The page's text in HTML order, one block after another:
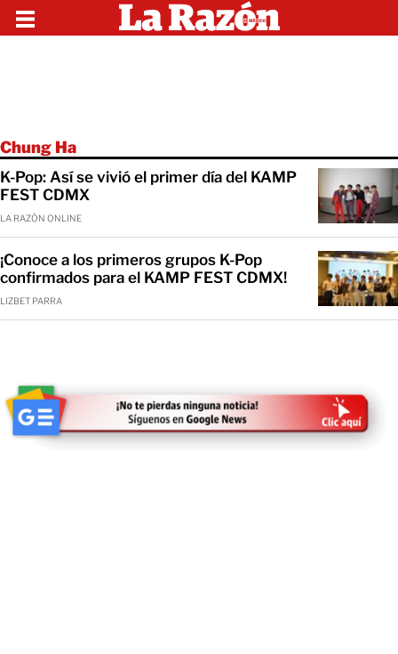
Chung Ha
K-Pop: Así se vivió el primer día del KAMP
FEST CDMX
LA RAZÓN ONLINE
¡Conoce a los primeros grupos K-Pop
confirmados para el KAMP FEST CDMX!
LIZBET PARRA